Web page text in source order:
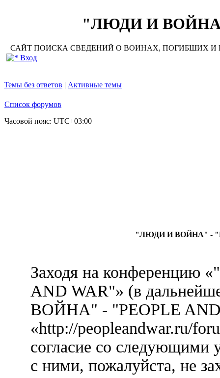
"ЛЮДИ И ВОЙНА"
САЙТ ПОИСКА СВЕДЕНИЙ О ВОИНАХ, ПОГИБШИХ И
Вход
Темы без ответов | Активные темы
Список форумов
Часовой пояс: UTC+03:00
"ЛЮДИ И ВОЙНА" -
Заходя на
AND WAR"» (в
ВОЙНА" - "PEOPLE
«http://peopleandwar.ru/
согласие со следующими
с ними, пожалуйста, не